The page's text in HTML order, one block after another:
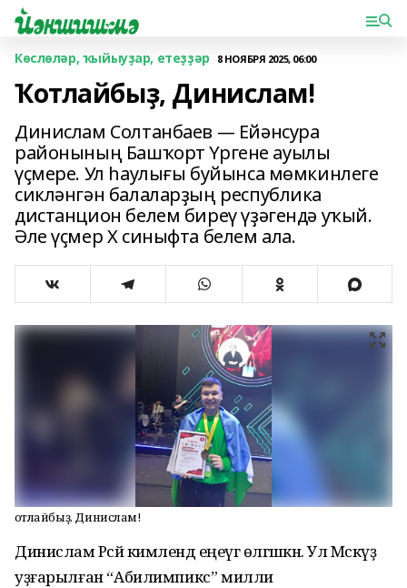
Көслөләр, ҡыйыуҙар, етеҙҙәр 8 НОЯБРЯ 2025, 06:00
Ҡотлайбыҙ, Динислам!
Динислам Солтанбаев — Ейәнсура
районының Башҡорт Үргене ауылы
үҫмере. Ул һаулығы буйынса мөмкинлеге
сикләнгән балаларҙың республика
дистанцион белем биреү үҙәгендә уҡый.
Әле үҫмер X синыфта белем ала.
Ҡотлайбыҙ, Динислам!
Динислам Рәсәй кимәлендә еңеүгә өлгәшкән. Ул Мәскәүҙә
уҙғарылған “Абилимпикс” милли